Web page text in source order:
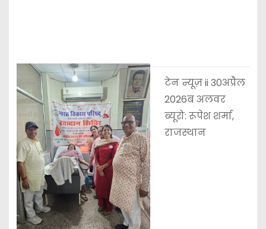
टेन न्यूज़ ii 30अप्रैल
2026ब अलवर
ब्यूरो: रूपेश शर्मा,
राजस्थान